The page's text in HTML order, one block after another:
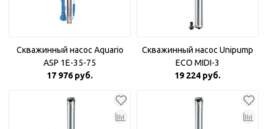
Скважинный насос Aquario
ASP 1E-35-75
17 976 руб.
Скважинный насос Unipump
ECO MIDI-3
19 224 руб.